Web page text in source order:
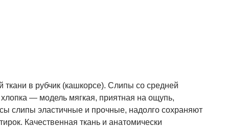
в рубчик (кашкорсе). Слипы со средней
— модель мягкая, приятная на ощупь,
слипы эластичные и прочные, надолго сохраняют
Качественная ткань и анатомически